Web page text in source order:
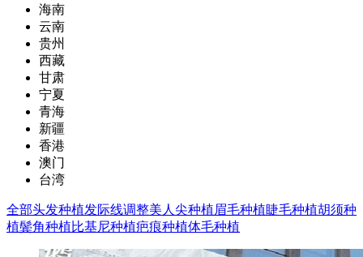
海南
云南
贵州
西藏
甘肃
宁夏
青海
新疆
香港
澳门
台湾
全部头发种植发际线调整美人尖种植眉毛种植睫毛种植胡须种
植鬓角种植比基尼种植疤痕种植体毛种植